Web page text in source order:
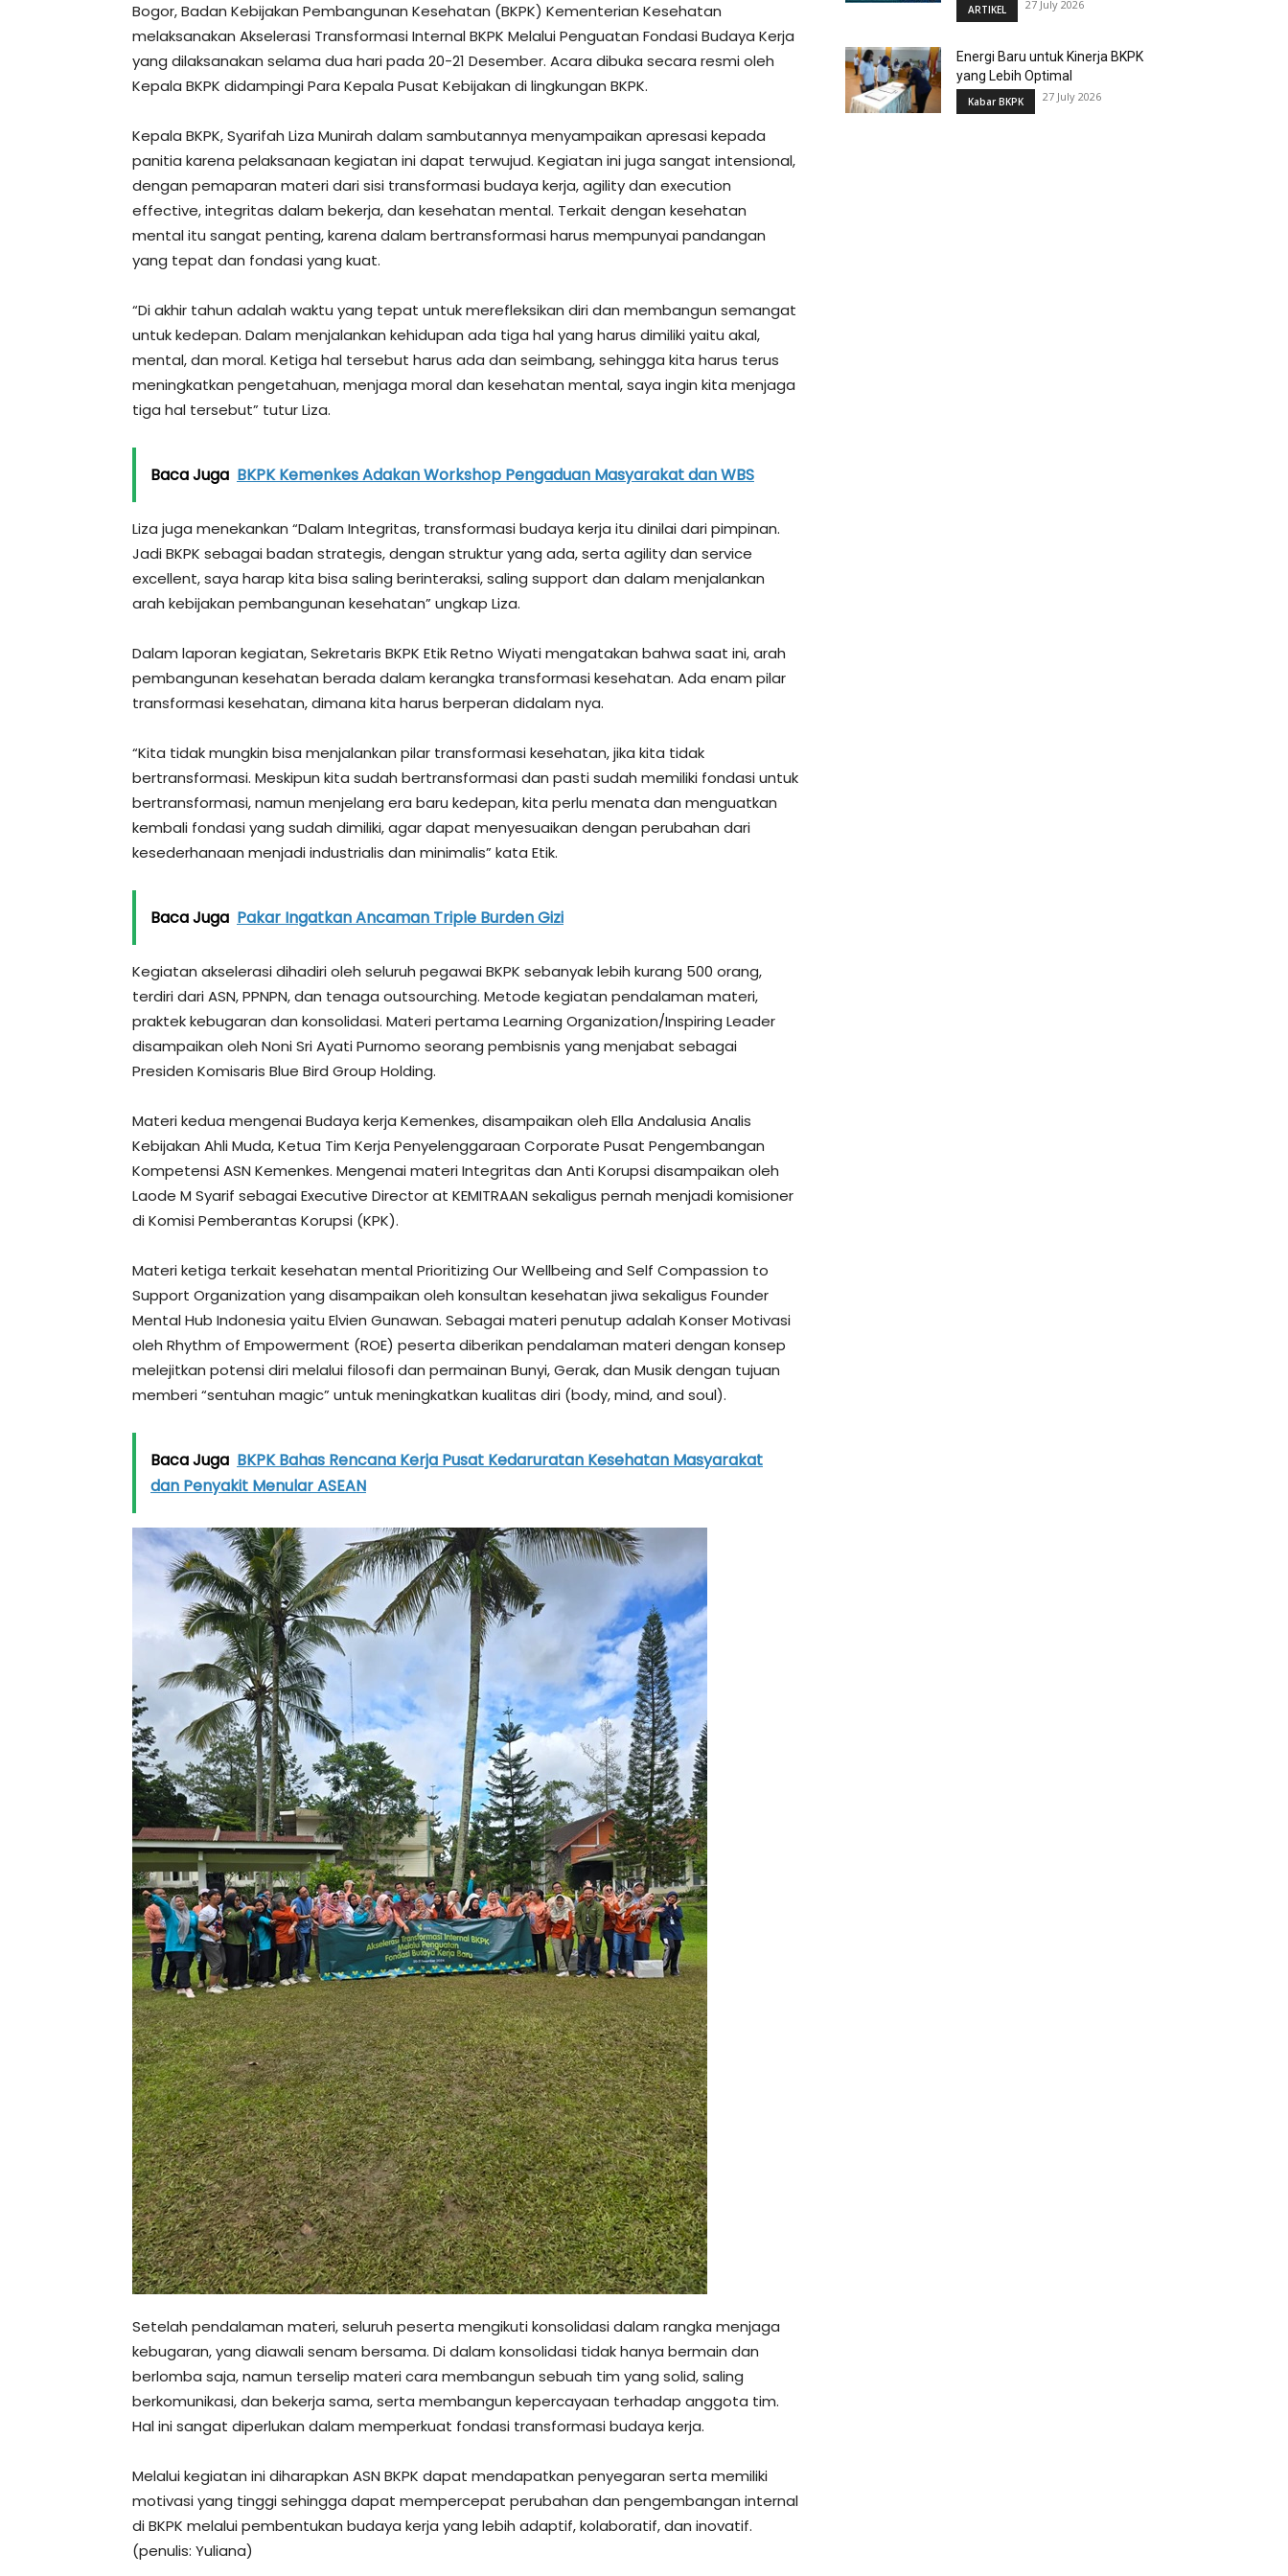
Bogor, Badan Kebijakan Pembangunan Kesehatan (BKPK) Kementerian Kesehatan
melaksanakan Akselerasi Transformasi Internal BKPK Melalui Penguatan Fondasi Budaya Kerja
yang dilaksanakan selama dua hari pada 20-21 Desember. Acara dibuka secara resmi oleh
Kepala BKPK didampingi Para Kepala Pusat Kebijakan di lingkungan BKPK.
Kepala BKPK, Syarifah Liza Munirah dalam sambutannya menyampaikan apresasi kepada
panitia karena pelaksanaan kegiatan ini dapat terwujud. Kegiatan ini juga sangat intensional,
dengan pemaparan materi dari sisi transformasi budaya kerja, agility dan execution
effective, integritas dalam bekerja, dan kesehatan mental. Terkait dengan kesehatan
mental itu sangat penting, karena dalam bertransformasi harus mempunyai pandangan
yang tepat dan fondasi yang kuat.
“Di akhir tahun adalah waktu yang tepat untuk merefleksikan diri dan membangun semangat
untuk kedepan. Dalam menjalankan kehidupan ada tiga hal yang harus dimiliki yaitu akal,
mental, dan moral. Ketiga hal tersebut harus ada dan seimbang, sehingga kita harus terus
meningkatkan pengetahuan, menjaga moral dan kesehatan mental, saya ingin kita menjaga
tiga hal tersebut” tutur Liza.
Baca Juga BKPK Kemenkes Adakan Workshop Pengaduan Masyarakat dan WBS
Liza juga menekankan “Dalam Integritas, transformasi budaya kerja itu dinilai dari pimpinan.
Jadi BKPK sebagai badan strategis, dengan struktur yang ada, serta agility dan service
excellent, saya harap kita bisa saling berinteraksi, saling support dan dalam menjalankan
arah kebijakan pembangunan kesehatan” ungkap Liza.
Dalam laporan kegiatan, Sekretaris BKPK Etik Retno Wiyati mengatakan bahwa saat ini, arah
pembangunan kesehatan berada dalam kerangka transformasi kesehatan. Ada enam pilar
transformasi kesehatan, dimana kita harus berperan didalam nya.
“Kita tidak mungkin bisa menjalankan pilar transformasi kesehatan, jika kita tidak
bertransformasi. Meskipun kita sudah bertransformasi dan pasti sudah memiliki fondasi untuk
bertransformasi, namun menjelang era baru kedepan, kita perlu menata dan menguatkan
kembali fondasi yang sudah dimiliki, agar dapat menyesuaikan dengan perubahan dari
kesederhanaan menjadi industrialis dan minimalis” kata Etik.
Baca Juga Pakar Ingatkan Ancaman Triple Burden Gizi
Kegiatan akselerasi dihadiri oleh seluruh pegawai BKPK sebanyak lebih kurang 500 orang,
terdiri dari ASN, PPNPN, dan tenaga outsourching. Metode kegiatan pendalaman materi,
praktek kebugaran dan konsolidasi. Materi pertama Learning Organization/Inspiring Leader
disampaikan oleh Noni Sri Ayati Purnomo seorang pembisnis yang menjabat sebagai
Presiden Komisaris Blue Bird Group Holding.
Materi kedua mengenai Budaya kerja Kemenkes, disampaikan oleh Ella Andalusia Analis
Kebijakan Ahli Muda, Ketua Tim Kerja Penyelenggaraan Corporate Pusat Pengembangan
Kompetensi ASN Kemenkes. Mengenai materi Integritas dan Anti Korupsi disampaikan oleh
Laode M Syarif sebagai Executive Director at KEMITRAAN sekaligus pernah menjadi komisioner
di Komisi Pemberantas Korupsi (KPK).
Materi ketiga terkait kesehatan mental Prioritizing Our Wellbeing and Self Compassion to
Support Organization yang disampaikan oleh konsultan kesehatan jiwa sekaligus Founder
Mental Hub Indonesia yaitu Elvien Gunawan. Sebagai materi penutup adalah Konser Motivasi
oleh Rhythm of Empowerment (ROE) peserta diberikan pendalaman materi dengan konsep
melejitkan potensi diri melalui filosofi dan permainan Bunyi, Gerak, dan Musik dengan tujuan
memberi “sentuhan magic” untuk meningkatkan kualitas diri (body, mind, and soul).
Baca Juga BKPK Bahas Rencana Kerja Pusat Kedaruratan Kesehatan Masyarakat
dan Penyakit Menular ASEAN
Setelah pendalaman materi, seluruh peserta mengikuti konsolidasi dalam rangka menjaga
kebugaran, yang diawali senam bersama. Di dalam konsolidasi tidak hanya bermain dan
berlomba saja, namun terselip materi cara membangun sebuah tim yang solid, saling
berkomunikasi, dan bekerja sama, serta membangun kepercayaan terhadap anggota tim.
Hal ini sangat diperlukan dalam memperkuat fondasi transformasi budaya kerja.
Melalui kegiatan ini diharapkan ASN BKPK dapat mendapatkan penyegaran serta memiliki
motivasi yang tinggi sehingga dapat mempercepat perubahan dan pengembangan internal
di BKPK melalui pembentukan budaya kerja yang lebih adaptif, kolaboratif, dan inovatif.
(penulis: Yuliana)
ARTIKEL 27 July 2026
Energi Baru untuk Kinerja BKPK
yang Lebih Optimal
Kabar BKPK 27 July 2026